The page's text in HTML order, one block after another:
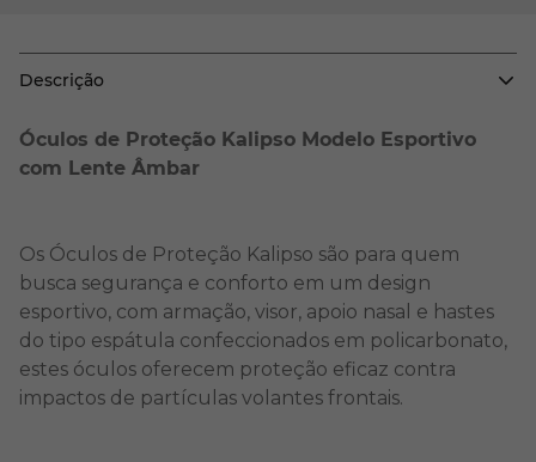
Descrição
Óculos de Proteção Kalipso Modelo Esportivo
com Lente Âmbar
Os Óculos de Proteção Kalipso são para quem
busca segurança e conforto em um design
esportivo, com armação, visor, apoio nasal e hastes
do tipo espátula confeccionados em policarbonato,
estes óculos oferecem proteção eficaz contra
impactos de partículas volantes frontais.